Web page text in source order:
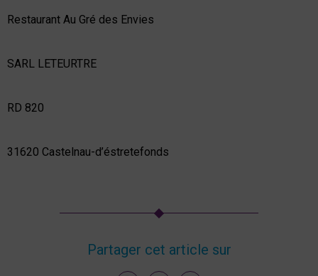
Restaurant Au Gré des Envies
SARL LETEURTRE
RD 820
31620 Castelnau-d’éstretefonds
Partager cet article sur